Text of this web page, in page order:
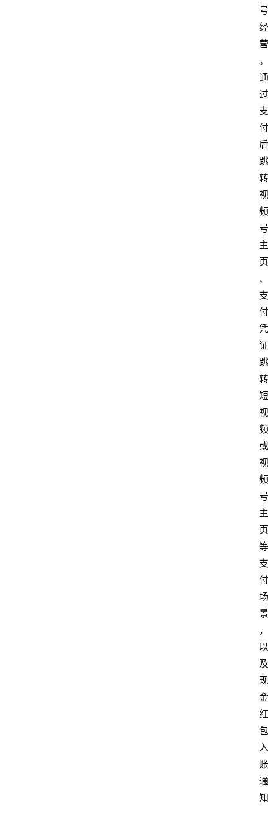
号
经
营
。
通
过
支
付
后
跳
转
视
频
号
主
页
、
支
付
凭
证
跳
转
短
视
频
或
视
频
号
主
页
等
支
付
场
景
，
以
及
现
金
红
包
入
账
通
知